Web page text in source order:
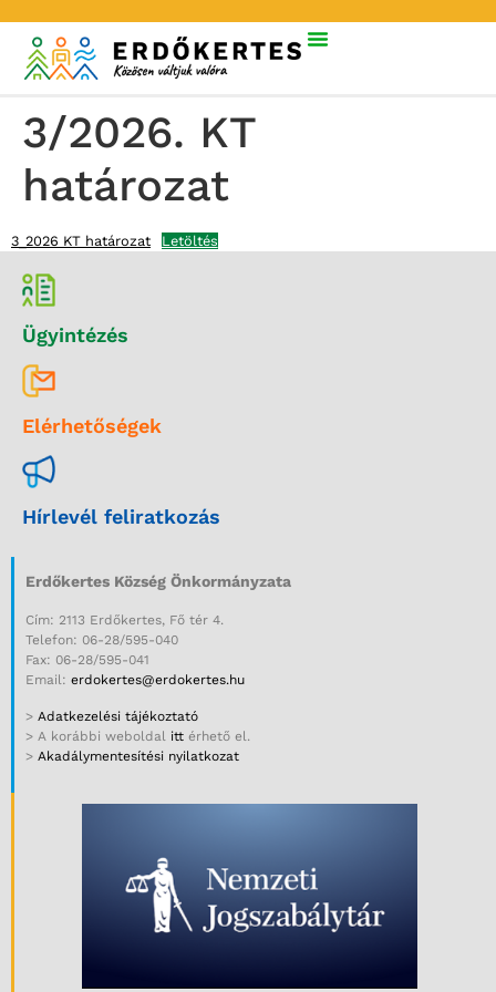
3/2026. KT
határozat
3_2026 KT határozat Letöltés
Ügyintézés
Elérhetőségek
Hírlevél feliratkozás
Erdőkertes Község Önkormányzata
Cím: 2113 Erdőkertes, Fő tér 4.
Telefon: 06-28/595-040
Fax: 06-28/595-041
Email: erdokertes@erdokertes.hu
> Adatkezelési tájékoztató
> A korábbi weboldal itt érhető el.
> Akadálymentesítési nyilatkozat